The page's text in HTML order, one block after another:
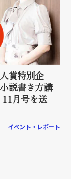
賞特別企
説書き方講
11月号を送
イベント・レポート